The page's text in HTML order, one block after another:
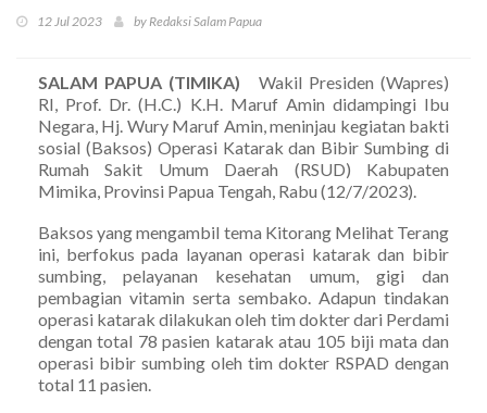
12 Jul 2023 by Redaksi Salam Papua
SALAM PAPUA (TIMIKA) Wakil Presiden (Wapres)
RI, Prof. Dr. (H.C.) K.H. Maruf Amin didampingi Ibu
Negara, Hj. Wury Maruf Amin, meninjau kegiatan bakti
sosial (Baksos) Operasi Katarak dan Bibir Sumbing di
Rumah Sakit Umum Daerah (RSUD) Kabupaten
Mimika, Provinsi Papua Tengah, Rabu (12/7/2023).
Baksos yang mengambil tema Kitorang Melihat Terang
ini, berfokus pada layanan operasi katarak dan bibir
sumbing, pelayanan kesehatan umum, gigi dan
pembagian vitamin serta sembako. Adapun tindakan
operasi katarak dilakukan oleh tim dokter dari Perdami
dengan total 78 pasien katarak atau 105 biji mata dan
operasi bibir sumbing oleh tim dokter RSPAD dengan
total 11 pasien.